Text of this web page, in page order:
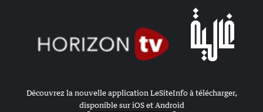
Découvrez la nouvelle application LeSiteInfo à télécharger,
disponible sur iOS et Android